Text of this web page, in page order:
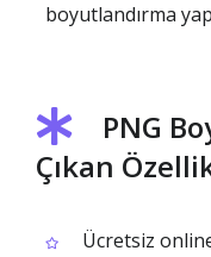
boyutlandırma
PNG
Çıkan
Ücretsiz